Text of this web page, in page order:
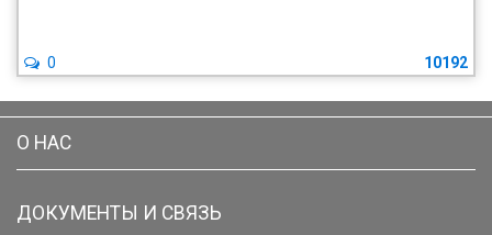
10192
0
О НАС
ДОКУМЕНТЫ И СВЯЗЬ